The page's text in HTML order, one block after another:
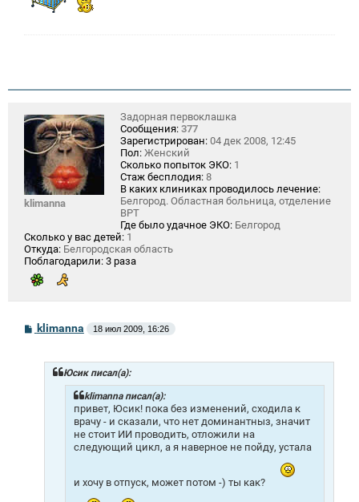
klimanna
Задорная первоклашка
Сообщения: 377
Зарегистрирован: 04 дек 2008, 12:45
Пол: Женский
Сколько попыток ЭКО: 1
Стаж бесплодия: 8
В каких клиниках проводилось лечение:
Белгород. Областная больница, отделение
ВРТ
Где было удачное ЭКО: Белгород
Сколько у вас детей: 1
Откуда: Белгородская область
Поблагодарили: 3 раза
Сklimanna 18 июл 2009, 16:26
Юсик писал(а):
klimanna писал(а):
привет, Юсик! пока без изменений, сходила к
врачу - и сказали, что нет доминантныз, значит
не стоит ИИ проводить, отложили на
следующий цикл, а я наверное не пойду, устала
и хочу в отпуск, может потом -) ты как?